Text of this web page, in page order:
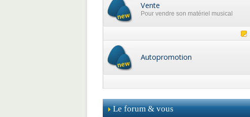
Vente
Pour vendre son matériel musical
Autopromotion
Le forum & vous